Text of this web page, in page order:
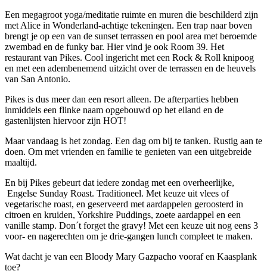
Een megagroot yoga/meditatie ruimte en muren die beschilderd zijn
met Alice in Wonderland-achtige tekeningen. Een trap naar boven
brengt je op een van de sunset terrassen en pool area met beroemde
zwembad en de funky bar. Hier vind je ook Room 39. Het
restaurant van Pikes. Cool ingericht met een Rock & Roll knipoog
en met een adembenemend uitzicht over de terrassen en de heuvels
van San Antonio.
Pikes is dus meer dan een resort alleen. De afterparties hebben
inmiddels een flinke naam opgebouwd op het eiland en de
gastenlijsten hiervoor zijn HOT!
Maar vandaag is het zondag. Een dag om bij te tanken. Rustig aan te
doen. Om met vrienden en familie te genieten van een uitgebreide
maaltijd.
En bij Pikes gebeurt dat iedere zondag met een overheerlijke,
Engelse Sunday Roast. Traditioneel. Met keuze uit vlees of
vegetarische roast, en geserveerd met aardappelen geroosterd in
citroen en kruiden, Yorkshire Puddings, zoete aardappel en een
vanille stamp. Don´t forget the gravy! Met een keuze uit nog eens 3
voor- en nagerechten om je drie-gangen lunch compleet te maken.
Wat dacht je van een Bloody Mary Gazpacho vooraf en Kaasplank
toe?